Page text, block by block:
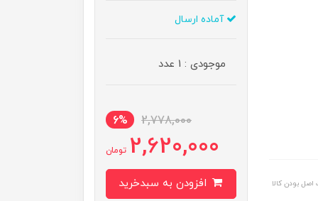
بودن کالا
آماده ارسال
موجودی : 1 عدد
2,778,000
6%
2,620,000 تومان